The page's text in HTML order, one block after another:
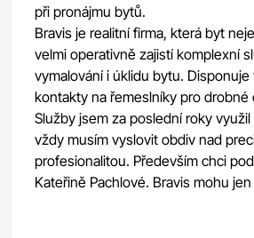
při pronájmu bytů.
Bravis je realitní firma, která byt
velmi operativně zajistí komplexní
vymalování i úklidu bytu.
kontakty na řemeslníky pro drobné
Služby jsem za poslední roky
vždy musím vyslovit obdiv nad
profesionalitou. Především chci
Kateřině Pachlové. Bravis mohu